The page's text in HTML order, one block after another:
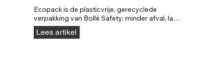
Ecopack is de plasticvrije, gerecyclede
verpakking van Bollé Safety: minder afval, lager
gewicht en dezelfde stuksprijs als plastic.
Lees artikel